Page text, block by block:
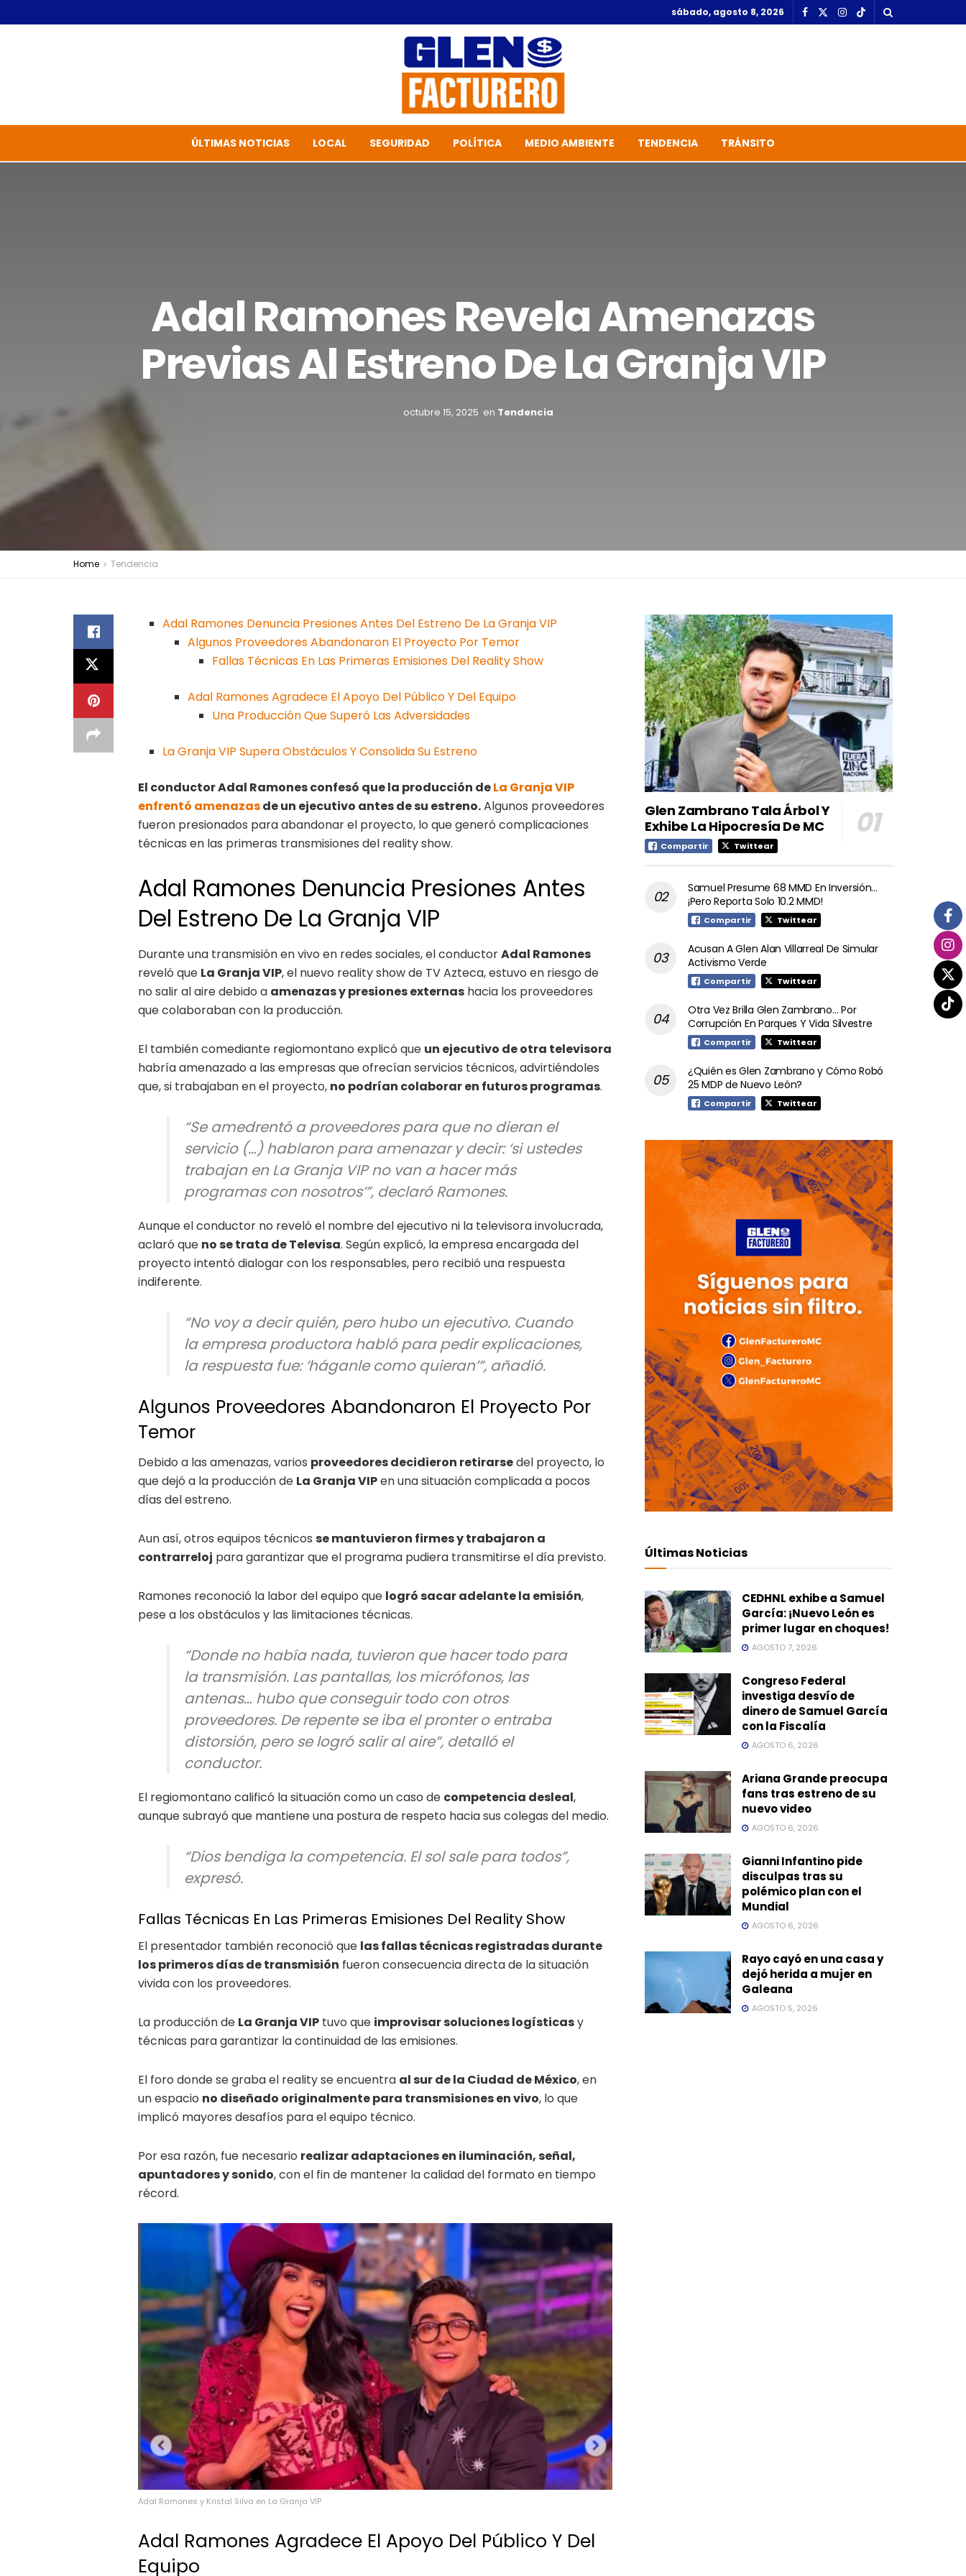
sábado, agosto 8, 2026
ÚLTIMAS NOTICIAS LOCAL SEGURIDAD POLÍTICA MEDIO AMBIENTE TENDENCIA TRÁNSITO
Adal Ramones Revela Amenazas
Previas Al Estreno De La Granja VIP
octubre 15, 2025 en Tendencia
Home Tendencia
Adal Ramones Denuncia Presiones Antes Del Estreno De La Granja VIP
Algunos Proveedores Abandonaron El Proyecto Por Temor
Fallas Técnicas En Las Primeras Emisiones Del Reality Show
Adal Ramones Agradece El Apoyo Del Público Y Del Equipo
Una Producción Que Superó Las Adversidades
La Granja VIP Supera Obstáculos Y Consolida Su Estreno
El conductor Adal Ramones confesó que la producción deLa Granja VIP
enfrentó amenazasde un ejecutivo antes de su estreno.Algunos proveedores
fueron presionados para abandonar el proyecto, lo que generó complicaciones
técnicas en las primeras transmisiones del reality show.
Adal Ramones Denuncia Presiones Antes
Del Estreno De La Granja VIP
Durante una transmisión en vivo en redes sociales, el conductorAdal Ramones
reveló que La Granja VIP, el nuevo reality show de TV Azteca, estuvo en riesgo de
no salir al aire debido a amenazas y presiones externas hacia los proveedores
que colaboraban con la producción.
El también comediante regiomontano explicó que un ejecutivo de otra televisora
habría amenazado a las empresas que ofrecían servicios técnicos, advirtiéndoles
que, si trabajaban en el proyecto, no podrían colaborar en futuros programas.
“Se amedrentó a proveedores para que no dieran el
servicio (…) hablaron para amenazar y decir: ‘si ustedes
trabajan en La Granja VIP no van a hacer más
programas con nosotros’”, declaró Ramones.
Aunque el conductor no reveló el nombre del ejecutivo ni la televisora involucrada,
aclaró que no se trata de Televisa. Según explicó, la empresa encargada del
proyecto intentó dialogar con los responsables, pero recibió una respuesta
indiferente.
“No voy a decir quién, pero hubo un ejecutivo. Cuando
la empresa productora habló para pedir explicaciones,
la respuesta fue: ‘háganle como quieran’”, añadió.
Algunos Proveedores Abandonaron El Proyecto Por
Temor
Debido a las amenazas, varios proveedores decidieron retirarsedel proyecto, lo
que dejó a la producción de La Granja VIPen una situación complicada a pocos
días del estreno.
Aun así, otros equipos técnicos se mantuvieron firmes y trabajaron a
contrarreloj para garantizar que el programa pudiera transmitirse el día previsto.
Ramones reconoció la labor del equipo que logró sacar adelante la emisión,
pese a los obstáculos y las limitaciones técnicas.
“Donde no había nada, tuvieron que hacer todo para
la transmisión. Las pantallas, los micrófonos, las
antenas… hubo que conseguir todo con otros
proveedores. De repente se iba el pronter o entraba
distorsión, pero se logró salir al aire”, detalló el
conductor.
El regiomontano calificó la situación como un caso de competencia desleal,
aunque subrayó que mantiene una postura de respeto hacia sus colegas del medio.
“Dios bendiga la competencia. El sol sale para todos”,
expresó.
Fallas Técnicas En Las Primeras Emisiones Del Reality Show
El presentador también reconoció que las fallas técnicas registradas durante
los primeros días de transmisión fueron consecuencia directa de la situación
vivida con los proveedores.
La producción de La Granja VIP tuvo que improvisar soluciones logísticasy
técnicas para garantizar la continuidad de las emisiones.
El foro donde se graba el reality se encuentra al sur de la Ciudad de México, en
un espacio no diseñado originalmente para transmisiones en vivo, lo que
implicó mayores desafíos para el equipo técnico.
Por esa razón, fue necesario realizar adaptaciones en iluminación, señal,
apuntadores y sonido, con el fin de mantener la calidad del formato en tiempo
récord.
Adal Ramones y Kristal Silva en La Granja VIP
Adal Ramones Agradece El Apoyo Del Público Y Del
Equipo
Glen Zambrano Tala Árbol Y
Exhibe La Hipocresía De MC
Compartir Twittear
Samuel Presume 68 MMD En Inversión…
¡Pero Reporta Solo 10.2 MMD!
Compartir Twittear
Acusan A Glen Alan Villarreal De Simular
Activismo Verde
Compartir Twittear
Otra Vez Brilla Glen Zambrano… Por
Corrupción En Parques Y Vida Silvestre
Compartir Twittear
¿Quién es Glen Zambrano y Cómo Robó
25 MDP de Nuevo León?
Compartir Twittear
Últimas Noticias
CEDHNL exhibe a Samuel
García: ¡Nuevo León es
primer lugar en choques!
AGOSTO 7, 2026
Congreso Federal
investiga desvío de
dinero de Samuel García
con la Fiscalía
AGOSTO 6, 2026
Ariana Grande preocupa
fans tras estreno de su
nuevo video
AGOSTO 6, 2026
Gianni Infantino pide
disculpas tras su
polémico plan con el
Mundial
AGOSTO 6, 2026
Rayo cayó en una casa y
dejó herida a mujer en
Galeana
AGOSTO 5, 2026